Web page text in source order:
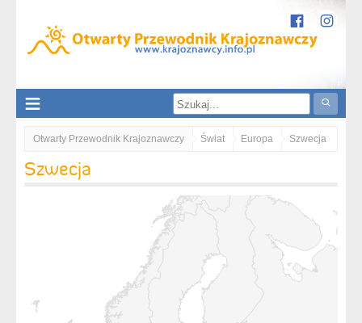
Otwarty Przewodnik Krajoznawczy Świat Europa Szwecja
Blekinge
Szwecja